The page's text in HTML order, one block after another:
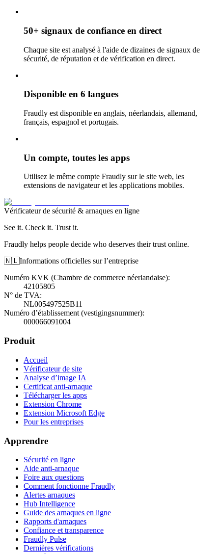
50+ signaux de confiance en direct
Chaque site est analysé à l'aide de dizaines de signaux de
sécurité, de réputation et de vérification en direct.
Disponible en 6 langues
Fraudly est disponible en anglais, néerlandais, allemand,
français, espagnol et portugais.
Un compte, toutes les apps
Utilisez le même compte Fraudly sur le site web, les
extensions de navigateur et les applications mobiles.
Vérificateur de sécurité & arnaques en ligne
See it. Check it. Trust it.
Fraudly helps people decide who deserves their trust online.
🇳🇱Informations officielles sur l’entreprise
Numéro KVK (Chambre de commerce néerlandaise):
42105805
N° de TVA:
NL005497525B11
Numéro d’établissement (vestigingsnummer):
000066091004
Produit
Accueil
Vérificateur de site
Analyse d’image IA
Certificat anti-arnaque
Télécharger les apps
Extension Chrome
Extension Microsoft Edge
Pour les entreprises
Apprendre
Sécurité en ligne
Aide anti-arnaque
Foire aux questions
Comment fonctionne Fraudly
Alertes arnaques
Hub Intelligence
Guide des arnaques en ligne
Rapports d'arnaques
Confiance et transparence
Fraudly Pulse
Dernières vérifications